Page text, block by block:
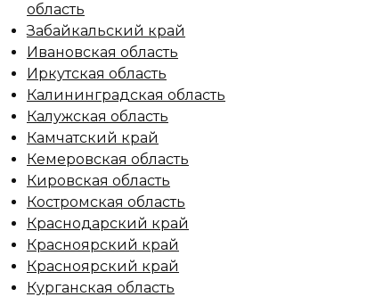
область
Забайкальский край
Ивановская область
Иркутская область
Калининградская область
Калужская область
Камчатский край
Кемеровская область
Кировская область
Костромская область
Краснодарский край
Красноярский край
Красноярский край
Курганская область